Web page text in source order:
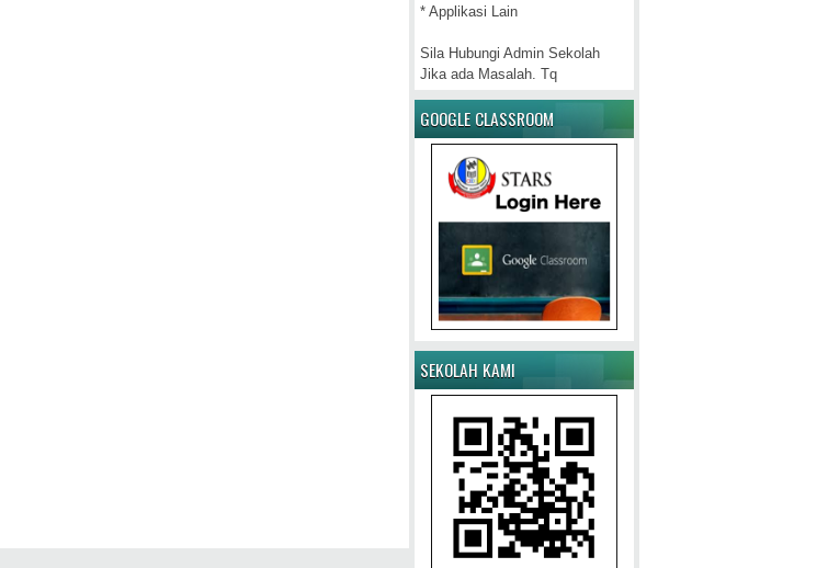
* Applikasi Lain
Sila Hubungi Admin Sekolah
Jika ada Masalah. Tq
GOOGLE CLASSROOM
SEKOLAH KAMI